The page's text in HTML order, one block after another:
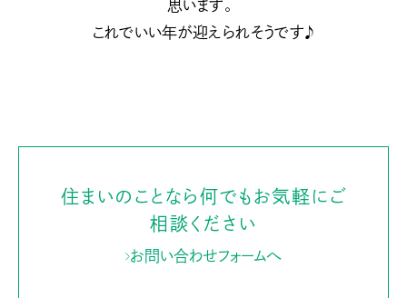
思います。
これでいい年が迎えられそうです♪
住まいのことなら何でもお気軽にご
相談ください
お問い合わせフォームへ